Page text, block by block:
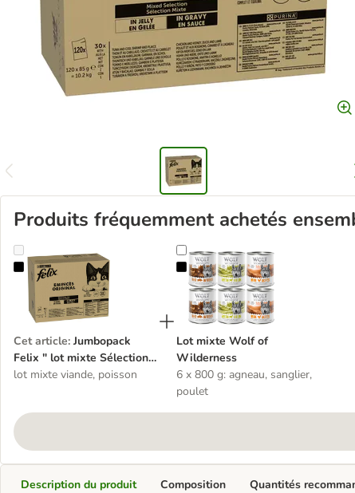
Produits fréquemment achetés
Jumbopack Felix " lot mixte Sélection" 120 x 85 g
Cet article: Jumbopack
Felix " lot mixte Sélection"
120 x 85 g
lot mixte viande, poisson
Lot mixte Wolf of Wilderness
Lot mixte Wolf of
Wilderness
6 x 800 g: agneau, sanglier,
poulet
Description du produit Composition Quantités